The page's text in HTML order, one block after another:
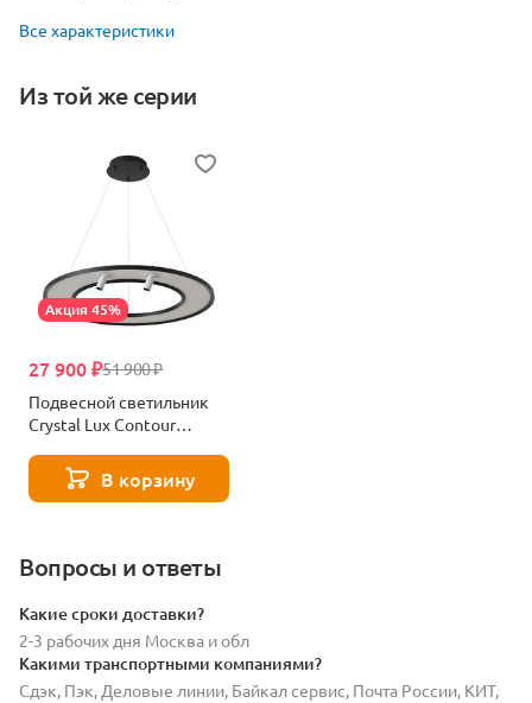
Все характеристики
Из той же серии
Акция 45%
51 900 ₽
27 900 ₽
Подвесной светильник
Crystal Lux Contour
В корзину
Вопросы и ответы
Какие сроки доставки?
2-3 рабочих дня Москва и обл
Какими транспортными компаниями?
Сдэк, Пэк, Деловые линии, Байкал сервис, Почта России, КИТ,